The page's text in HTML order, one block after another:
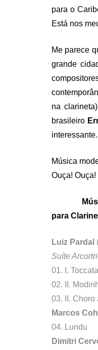
para o
Está nos
Me parece
grande
na
brasileiro
interessante.
Música
Ouça!
para
Luiz Pardal
Suíte
01. I.
02. II.
03. II. Choro
Marcos
04. Lundu
Dimitri